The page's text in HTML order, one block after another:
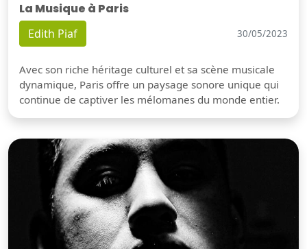
La Musique à Paris
Edith Piaf 30/05/2023
Avec son riche héritage culturel et sa scène musicale
dynamique, Paris offre un paysage sonore unique qui
continue de captiver les mélomanes du monde entier.